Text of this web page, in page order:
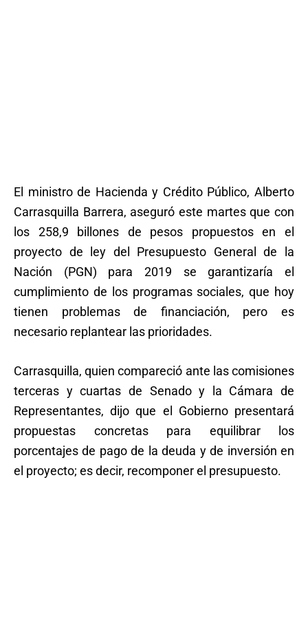
El ministro de Hacienda y Crédito Público, Alberto
Carrasquilla Barrera, aseguró este martes que con
los 258,9 billones de pesos propuestos en el
proyecto de ley del Presupuesto General de la
Nación (PGN) para 2019 se garantizaría el
cumplimiento de los programas sociales, que hoy
tienen problemas de financiación, pero es
necesario replantear las prioridades.
Carrasquilla, quien compareció ante las comisiones
terceras y cuartas de Senado y la Cámara de
Representantes, dijo que el Gobierno presentará
propuestas concretas para equilibrar los
porcentajes de pago de la deuda y de inversión en
el proyecto; es decir, recomponer el presupuesto.